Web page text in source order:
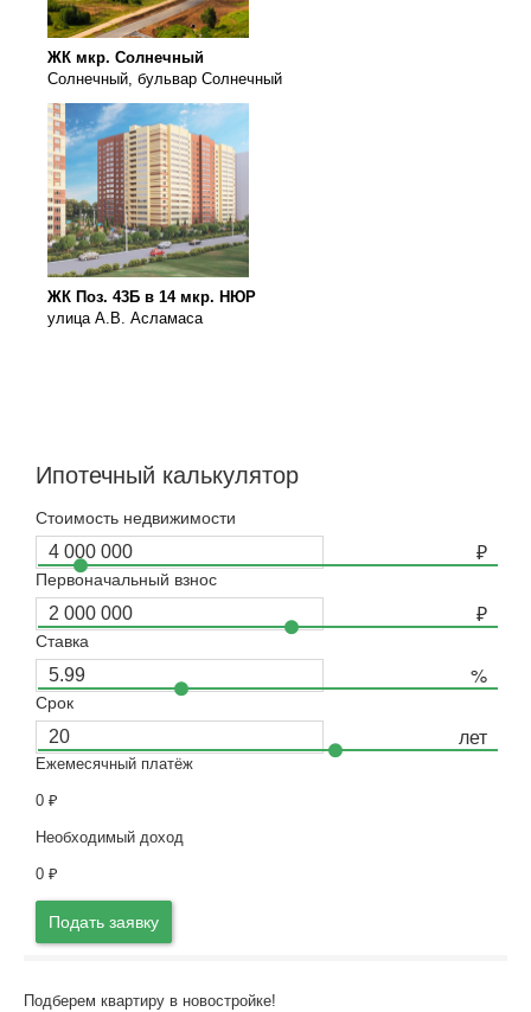
ЖК мкр. Солнечный
Солнечный, бульвар Солнечный
ЖК Поз. 43Б в 14 мкр. НЮР
улица А.В. Асламаса
Ипотечный калькулятор
Стоимость недвижимости
Первоначальный взнос
Ставка
Срок
Ежемесячный платёж
0 ₽
Необходимый доход
0 ₽
Подать заявку
Подберем квартиру в новостройке!